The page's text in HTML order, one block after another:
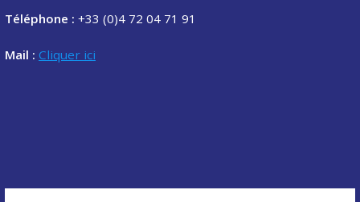
Téléphone : +33 (0)4 72 04 71 91
Mail : Cliquer ici